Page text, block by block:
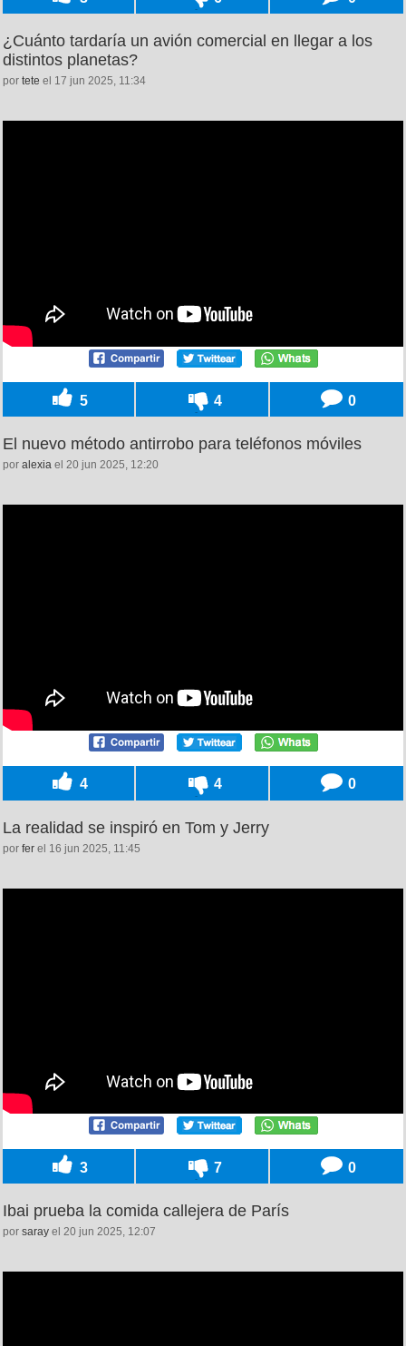
¿Cuánto tardaría un avión comercial en llegar a los
distintos planetas?
por tete el 17 jun 2025, 11:34
5 4 0
El nuevo método antirrobo para teléfonos móviles
por alexia el 20 jun 2025, 12:20
4 4 0
La realidad se inspiró en Tom y Jerry
por fer el 16 jun 2025, 11:45
3 7 0
Ibai prueba la comida callejera de París
por saray el 20 jun 2025, 12:07